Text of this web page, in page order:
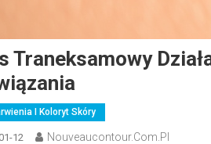
Traneksamowy
I Koloryt Skóry
12 Nouveaucontour.com.pl